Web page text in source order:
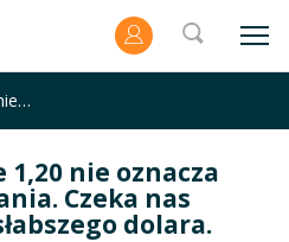
Dolar na poziomie 1,20 nie oznacza końca jego osłabiania. Czeka nas wieloletni trend słabszego dolar
nie oznacza
Czeka nas
dolara.